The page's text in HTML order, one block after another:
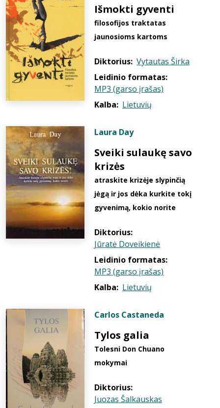
Išmokti gyventi
filosofijos traktatas
jaunosioms kartoms
Diktorius: Vytautas Širka
Leidinio formatas:
MP3 (garso įrašas)
Kalba: Lietuvių
Laura Day
Sveiki sulaukę savo
krizės
atraskite krizėje slypinčią
jėgą ir jos dėka kurkite tokį
gyvenimą, kokio norite
Diktorius:
Jūratė Doveikienė
Leidinio formatas:
MP3 (garso įrašas)
Kalba: Lietuvių
Carlos Castaneda
Tylos galia
Tolesni Don Chuano
mokymai
Diktorius:
Juozas Šalkauskas